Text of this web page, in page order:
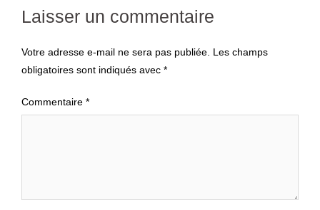
Laisser un commentaire
Votre adresse e-mail ne sera pas publiée. Les champs
obligatoires sont indiqués avec *
Commentaire *